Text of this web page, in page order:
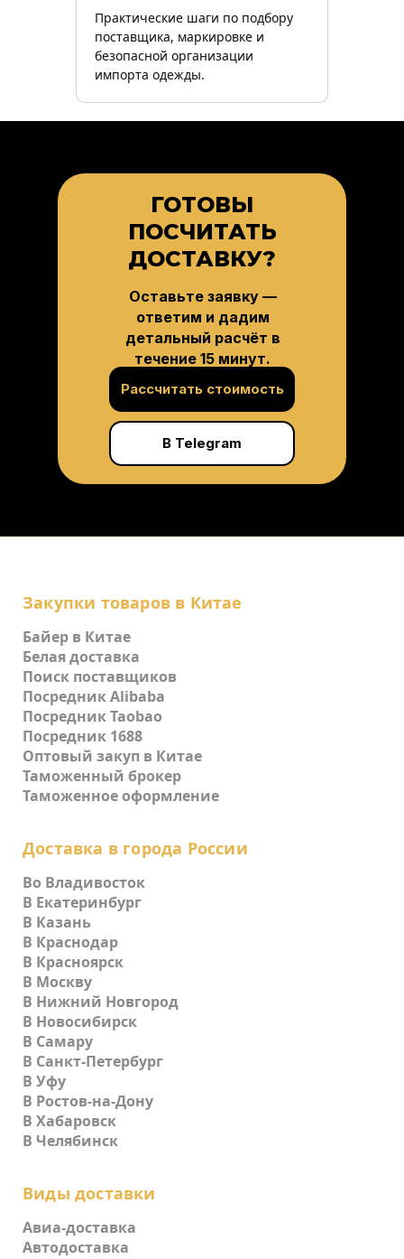
Практические шаги по подбору
поставщика, маркировке и
безопасной организации
импорта одежды.
Рассчитать стоимость
В Telegram
ГОТОВЫ
ПОСЧИТАТЬ
ДОСТАВКУ?
Оставьте заявку —
ответим и дадим
детальный расчёт в
течение 15 минут.
Закупки товаров в Китае
Байер в Китае
Белая доставка
Поиск поставщиков
Посредник Alibaba
Посредник Taobao
Посредник 1688
Оптовый закуп в Китае
Таможенный брокер
Таможенное оформление
Доставка в города России
Во Владивосток
В Екатеринбург
В Казань
В Краснодар
В Красноярск
В Москву
В Нижний Новгород
В Новосибирск
В Самару
В Санкт-Петербург
В Уфу
В Ростов-на-Дону
В Хабаровск
В Челябинск
Виды доставки
Авиа-доставка
Автодоставка